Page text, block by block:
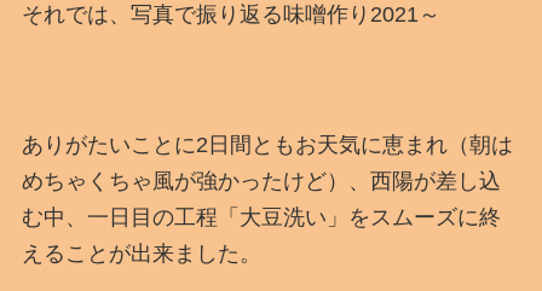
それでは、写真で振り返る味噌作り2021～
ありがたいことに2日間ともお天気に恵まれ（朝は
めちゃくちゃ風が強かったけど）、西陽が差し込
む中、一日目の工程「大豆洗い」をスムーズに終
えることが出来ました。